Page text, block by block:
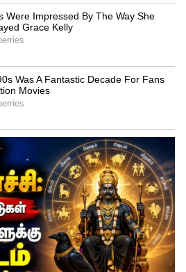
ஜெயந்தி,
சதுர்த்தி,
ஜெயந்தி, அக்டோபர் 19
20 விஜய தசமி,
டிசம்பர் 21 கிறிஸ்துமஸ்,
புத்தாண்டு, ஜனவரி 15
திருவள்ளுவர் தினம் ,
ஜனவரி 23
குடியரசு தினம், மார்ச்
புனித வெள்ளி, ஏப்ரல்
ஏப்ரல் 14 தமிழ்
டாக்டர் அம்பேத்கர்
19 மகாவீர் ஜெயந்தி